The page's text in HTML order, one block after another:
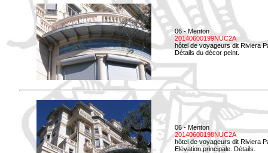
06 - Menton
20140600199NUC2A
hôtel de voyageurs dit Riviera
Détails du décor peint.
06 - Menton
20140600198NUC2A
hôtel de voyageurs dit Riviera
Elévation principale. Détails.